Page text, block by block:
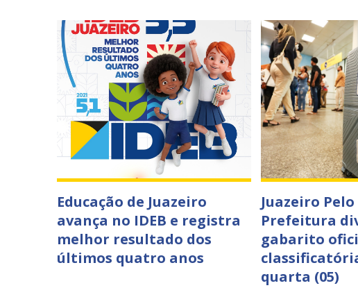
Educação de Juazeiro
avança no IDEB e registra
melhor resultado dos
últimos quatro anos
Juazeiro
Prefeitura
gabarito
quarta (05)